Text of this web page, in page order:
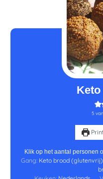
5 van
Klik op het aantal
Gang: Keto brood
uur